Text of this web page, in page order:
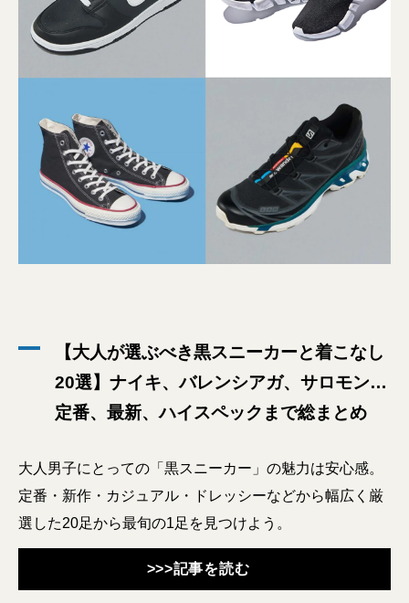
【大人が選ぶべき黒スニーカーと着こなし
20選】ナイキ、バレンシアガ、サロモン…
定番、最新、ハイスペックまで総まとめ
大人男子にとっての「黒スニーカー」の魅力は安心感。
定番・新作・カジュアル・ドレッシーなどから幅広く厳
選した20足から最旬の1足を見つけよう。
>>>記事を読む